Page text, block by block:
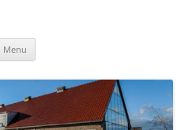
w Zalesiu
Menu